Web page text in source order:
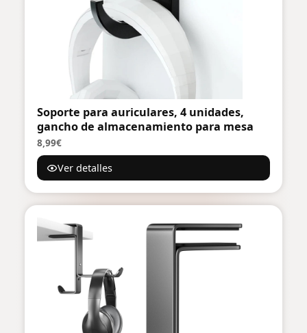
Soporte para auriculares, 4 unidades,
gancho de almacenamiento para mesa
8,99€
Ver detalles